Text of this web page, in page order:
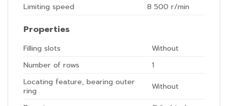
Limiting speed
8 500 r/min
Properties
Filling slots
Without
Number of rows
1
Locating feature, bearing outer
ring
Without